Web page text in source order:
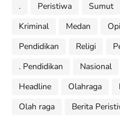
.
Peristiwa Sumut
Kriminal
Medan
Pendidikan
Religi
. Pendidikan
Nasional
Headline
Olahraga
Olah raga
Berita